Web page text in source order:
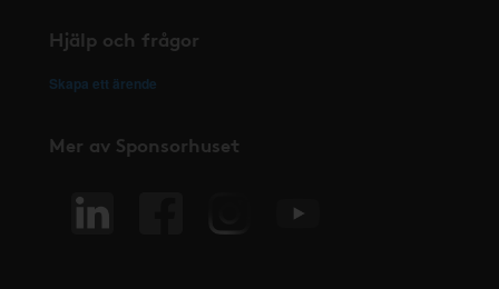
Hjälp och frågor
Skapa ett ärende
Mer av Sponsorhuset